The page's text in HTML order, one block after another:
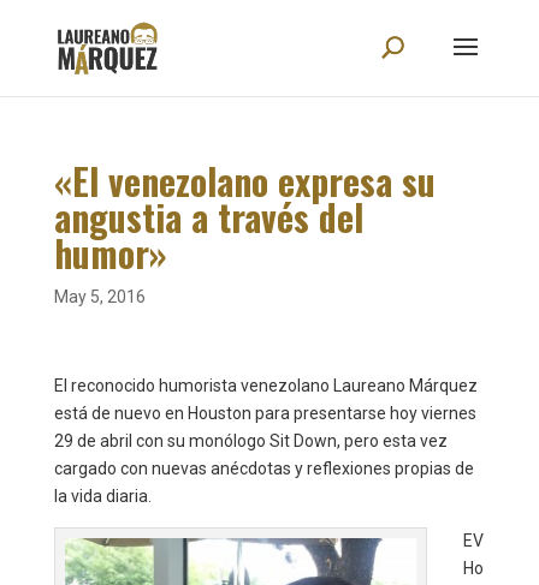
«El venezolano expresa su
angustia a través del
humor»
May 5, 2016
El reconocido humorista venezolano Laureano Márquez
está de nuevo en Houston para presentarse hoy viernes
29 de abril con su monólogo Sit Down, pero esta vez
cargado con nuevas anécdotas y reflexiones propias de
la vida diaria.
EV
Ho